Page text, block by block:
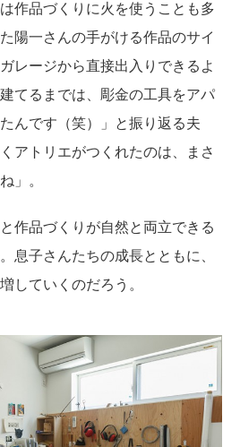
作品づくりに火を使うことも多
陽一さんの手がける作品のサイ
レージから直接出入りできるよ
てるまでは、彫金の工具をアパ
んです（笑）」と振り返る夫
アトリエがつくれたのは、まさ
」。
作品づくりが自然と両立できる
息子さんたちの成長とともに、
していくのだろう。